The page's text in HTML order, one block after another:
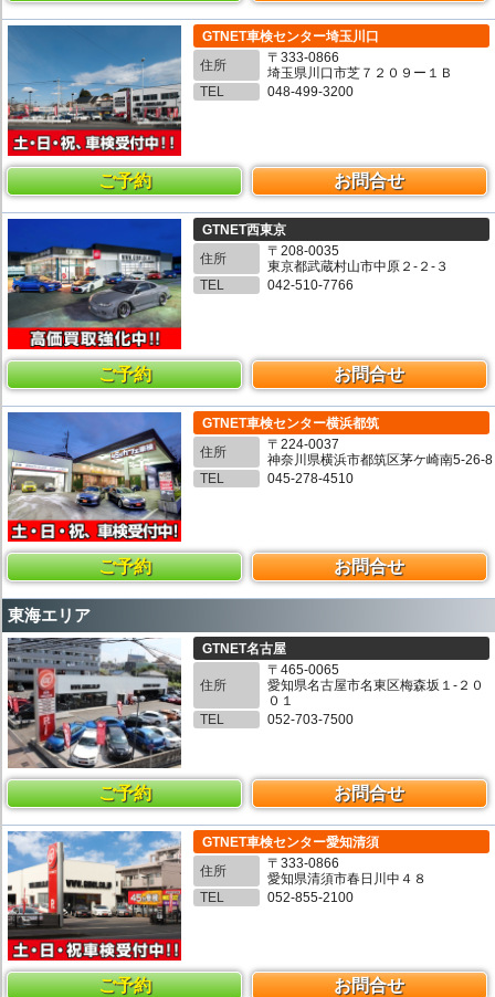
GTNET車検センター埼玉川口
住所
〒333-0866
埼玉県川口市芝７２０９ー１Ｂ
TEL
048-499-3200
ご予約 お問合せ
GTNET西東京
住所
〒208-0035
東京都武蔵村山市中原２-２-３
TEL
042-510-7766
ご予約 お問合せ
GTNET車検センター横浜都筑
住所
〒224-0037
神奈川県横浜市都筑区茅ケ崎南5-26-8
TEL
045-278-4510
ご予約 お問合せ
東海エリア
GTNET名古屋
住所
〒465-0065
愛知県名古屋市名東区梅森坂１-２０
０１
TEL
052-703-7500
ご予約 お問合せ
GTNET車検センター愛知清須
住所
〒333-0866
愛知県清須市春日川中４８
TEL
052-855-2100
ご予約 お問合せ